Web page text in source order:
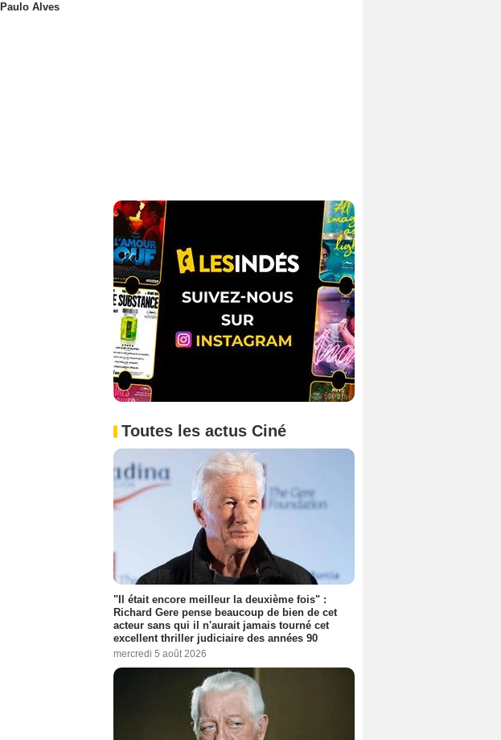
Paulo Alves
Toutes les actus Ciné
"Il était encore meilleur la deuxième fois" :
Richard Gere pense beaucoup de bien de cet
acteur sans qui il n'aurait jamais tourné cet
excellent thriller judiciaire des années 90
mercredi 5 août 2026